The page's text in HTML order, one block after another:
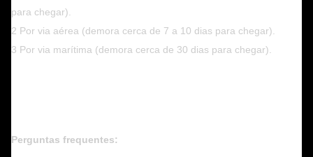
para chegar).
2 Por via aérea (demora cerca de 7 a 10 dias para chegar).
3 Por via marítima (demora cerca de 30 dias para chegar).
Perguntas frequentes: